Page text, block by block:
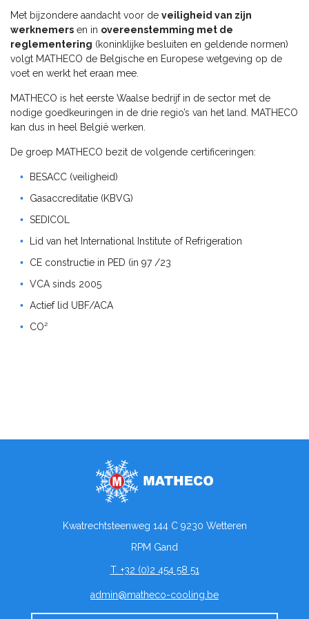
Met bijzondere aandacht voor de veiligheid van zijn
werknemers en in overeenstemming met de
reglementering (koninklijke besluiten en geldende normen)
volgt MATHECO de Belgische en Europese wetgeving op de
voet en werkt het eraan mee.
MATHECO is het eerste Waalse bedrijf in de sector met de
nodige goedkeuringen in de drie regio’s van het land. MATHECO
kan dus in heel België werken.
De groep MATHECO bezit de volgende certificeringen:
BESACC (veiligheid)
Gasaccreditatie (KBVG)
SEDICOL
Lid van het International Institute of Refrigeration
CE constructie in PED (in 97 /23
VCA sinds 2005
Actief lid UBF/ACA
CO²
Kwatrechtsteenweg 144 C 9230 Wetteren
RPM Gand
T. +32 (0)2 454 58 51
admin@matheco-cooling.be